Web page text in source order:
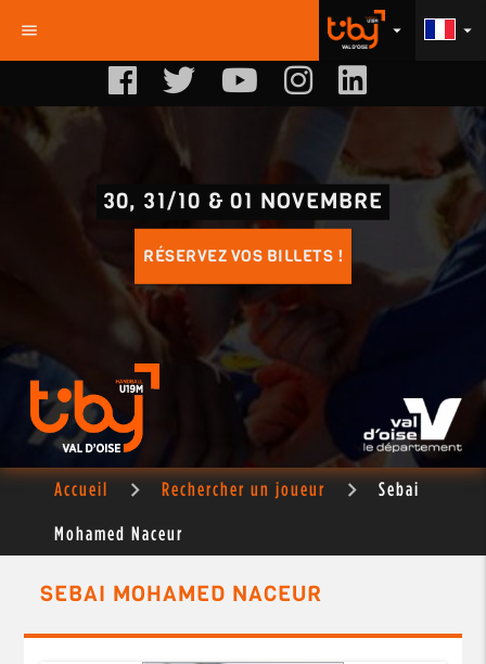
menu arrow_drop_down
arrow_drop_down
30, 31/10 & 01 NOVEMBRE
RÉSERVEZ VOS BILLETS !
Accueil Rechercher un joueur Sebai
Mohamed Naceur
SEBAI MOHAMED NACEUR